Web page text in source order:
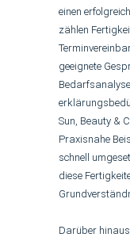
einen
zählen
geeignete
Sun, Beauty &
Praxisnahe
schnell
diese
Darüber